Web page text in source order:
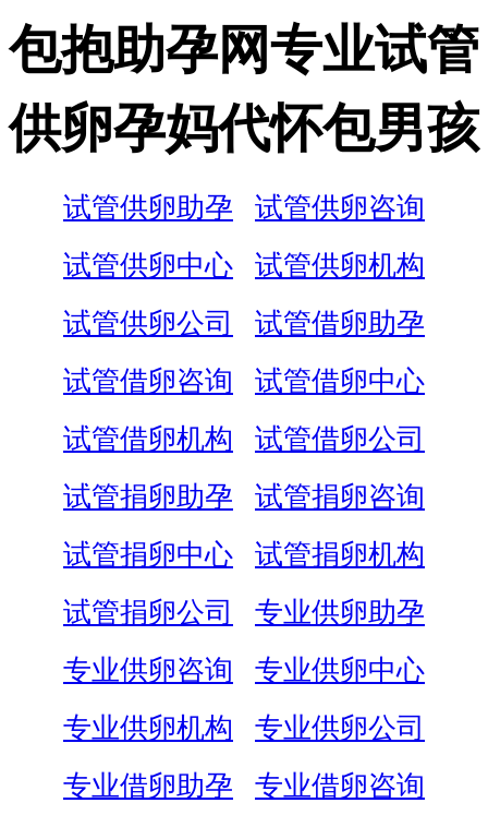
包抱助孕网专业试管
供卵孕妈代怀包男孩
试管供卵助孕
试管供卵咨询
试管供卵中心
试管供卵机构
试管供卵公司
试管借卵助孕
试管借卵咨询
试管借卵中心
试管借卵机构
试管借卵公司
试管捐卵助孕
试管捐卵咨询
试管捐卵中心
试管捐卵机构
试管捐卵公司
专业供卵助孕
专业供卵咨询
专业供卵中心
专业供卵机构
专业供卵公司
专业借卵助孕
专业借卵咨询